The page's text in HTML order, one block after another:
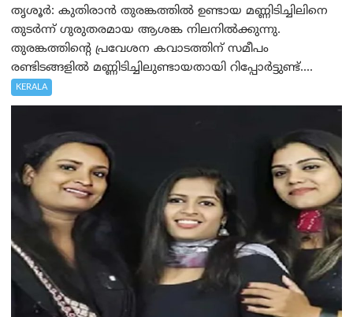
തൃശൂർ: കുതിരാൻ തുരങ്കത്തിൽ ഉണ്ടായ മണ്ണിടിച്ചിലിനെ
തുടർന്ന് ഗുരുതരമായ ആശങ്ക നിലനിൽക്കുന്നു.
തുരങ്കത്തിന്റെ പ്രവേശന കവാടത്തിന് സമീപം
രണ്ടിടങ്ങളിൽ മണ്ണിടിച്ചിലുണ്ടായതായി റിപ്പോർട്ടുണ്ട്....
KERALA